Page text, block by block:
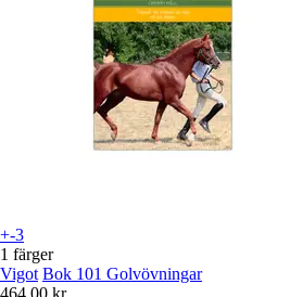
+-3
1 färger
Vigot Bok 101 Golvövningar
464,00 kr